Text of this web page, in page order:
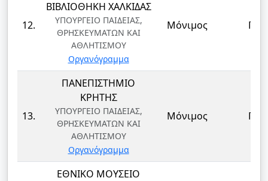
12.
ΒΙΒΛΙΟΘΗΚΗ ΧΑΛΚΙΔΑΣ
ΥΠΟΥΡΓΕΙΟ ΠΑΙΔΕΙΑΣ,
ΘΡΗΣΚΕΥΜΑΤΩΝ ΚΑΙ
ΑΘΛΗΤΙΣΜΟΥ
Οργανόγραμμα
Μόνιμος ΠΕ
13.
ΠΑΝΕΠΙΣΤΗΜΙΟ
ΚΡΗΤΗΣ
ΥΠΟΥΡΓΕΙΟ ΠΑΙΔΕΙΑΣ,
ΘΡΗΣΚΕΥΜΑΤΩΝ ΚΑΙ
ΑΘΛΗΤΙΣΜΟΥ
Οργανόγραμμα
Μόνιμος ΠΕ
ΕΘΝΙΚΟ ΜΟΥΣΕΙΟ